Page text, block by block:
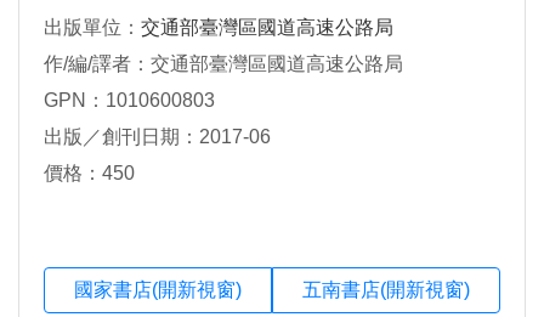
出版單位： 交通部臺灣區國道高速公路局
作/編/譯者：交通部臺灣區國道高速公路局
GPN：1010600803
出版／創刊日期：2017-06
價格：450
國家書店(開新視窗) 五南書店(開新視窗)